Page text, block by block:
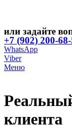
или задайте
+7 (902) 200-
WhatsApp
Viber
Меню
клиента